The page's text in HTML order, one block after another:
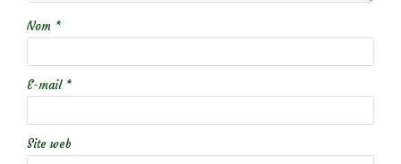
Nom *
E-mail *
Site web